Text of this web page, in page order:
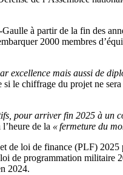
à partir de la fin des
2000 membres
excellence mais aussi de
le chiffrage du projet ne
pour arriver fin 2025 à un
l’heure de la « fermeture du
de loi de finance (PLF) 2025
de programmation militaire
2024.